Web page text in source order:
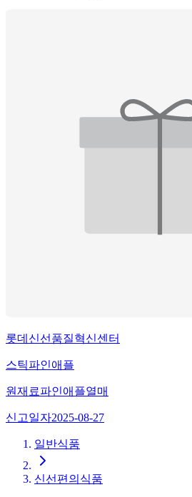
롯데신선품질혁신센터
스틱파인애플
원재료파인애플열매
신고일자2025-08-27
일반식품
신선편의식품